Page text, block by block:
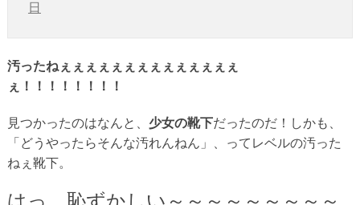
日
汚ったねぇぇぇぇぇぇぇぇぇぇぇぇぇぇ
ぇ！！！！！！！！
見つかったのはなんと、 少女の靴下だったのだ！しかも、
「どうやったらそんな汚れんねん」、ってレベルの汚った
ねぇ靴下。
はっ、恥ずかしい～～～～～～～～～